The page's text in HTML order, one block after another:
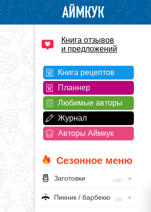
Книга отзывов
и предложений
Книга рецептов
Планнер
Любимые авторы
Журнал
Авторы Аймкук
Сезонное меню
Заготовки 1347
Пикник / барбекю 293